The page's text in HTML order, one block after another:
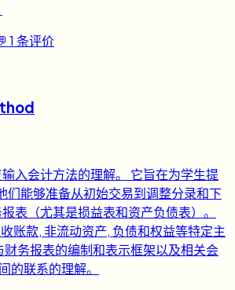
1 条评价
入会计方法的理解。 它旨在为学生提
们能够准备从初始交易到调整分录和下
表（尤其是损益表和资产负债表）。
账款, 非流动资产, 负债和权益等特定主
财务报表的编制和表示框架以及相关会
的联系的理解。